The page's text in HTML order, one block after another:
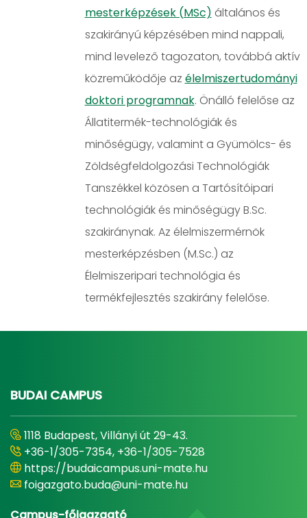
mesterképzések (MSc) általános és
szakirányú képzésében mind nappali,
mind levelező tagozaton, továbbá aktív
közreműködője az élelmiszertudományi
doktori programnak. Önálló felelőse az
Állatitermék-technológiák és
minőségügy, valamint a Gyümölcs- és
Zöldségfeldolgozási Technológiák
Tanszékkel közösen a Tartósítóipari
technológiák és minőségügy B.Sc.
szakiránynak. Az élelmiszermérnök
mesterképzésben (M.Sc.) az
Élelmiszeripari technológia és
termékfejlesztés szakirány felelőse.
BUDAI CAMPUS
1118 Budapest, Villányi út 29-43.
+36-1/305-7354, +36-1/305-7528
https://budaicampus.uni-mate.hu
foigazgato.buda@uni-mate.hu